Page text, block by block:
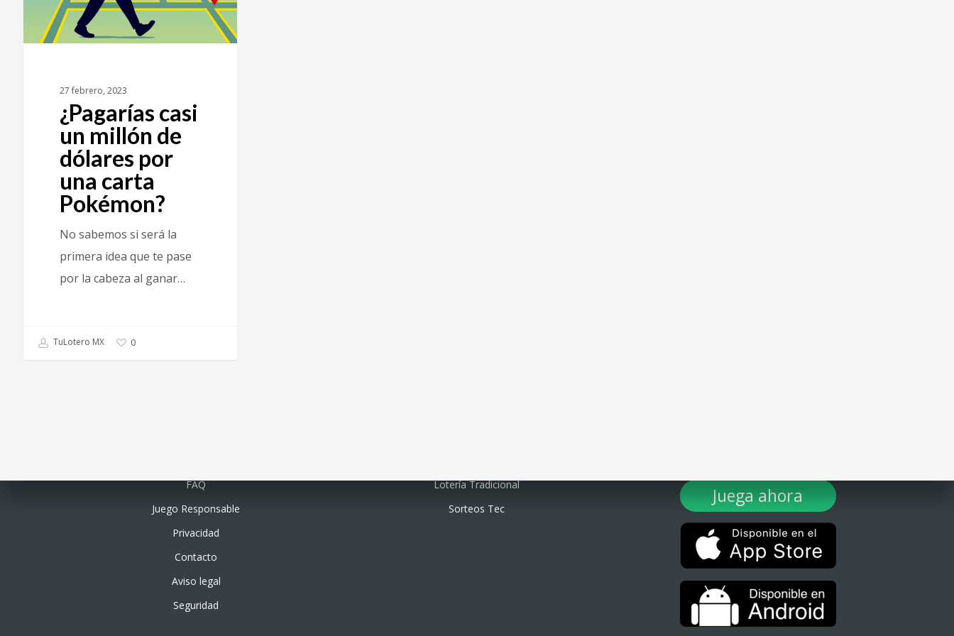
27 febrero, 2023
¿Pagarías casi
un millón de
dólares por
una carta
Pokémon?
No sabemos si será la
primera idea que te pase
por la cabeza al ganar…
TuLotero MX 0
FAQ
Juego Responsable
Privacidad
Contacto
Aviso legal
Seguridad
Lotería Tradicional
Sorteos Tec
Juega ahora